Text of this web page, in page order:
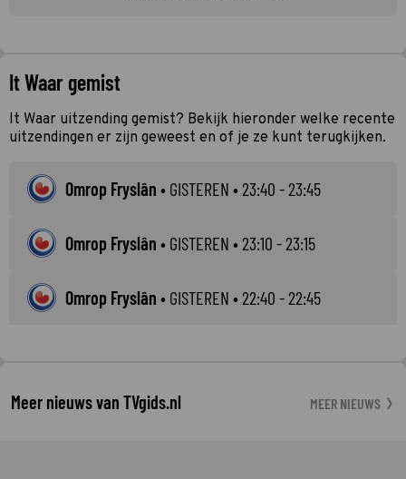
It Waar gemist
It Waar uitzending gemist? Bekijk hieronder welke recente
uitzendingen er zijn geweest en of je ze kunt terugkijken.
Omrop Fryslân • GISTEREN • 23:40 - 23:45
Omrop Fryslân • GISTEREN • 23:10 - 23:15
Omrop Fryslân • GISTEREN • 22:40 - 22:45
Meer nieuws van TVgids.nl MEER NIEUWS